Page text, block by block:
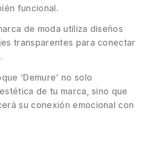
funcional.
de moda utiliza diseños
transparentes para conectar
‘Demure’ no solo
de tu marca, sino que
su conexión emocional con